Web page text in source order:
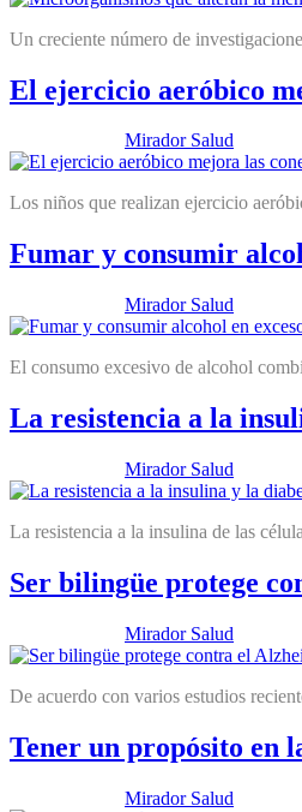
Un creciente número de
El ejercicio aeróbico
Mirador Salud
Los niños que realizan ejercicio
Fumar y consumir
Mirador Salud
El consumo excesivo de alcohol
La resistencia a la
Mirador Salud
La resistencia a la insulina de las
Ser bilingüe protege
Mirador Salud
De acuerdo con varios estudios
Tener un propósito en
Mirador Salud